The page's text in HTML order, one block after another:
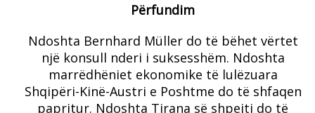
Përfundim
Ndoshta Bernhard Müller do të bëhet vërtet
një konsull nderi i suksesshëm. Ndoshta
marrëdhëniet ekonomike të lulëzuara
Shqipëri-Kinë-Austri e Poshtme do të shfaqen
papritur. Ndoshta Tirana së shpejti do të